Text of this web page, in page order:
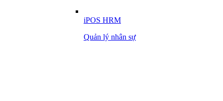
iPOS HRM
Quản lý nhân sự